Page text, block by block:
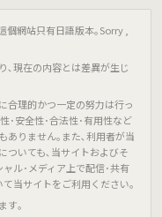
網站只有日語版本｡Sorry ,
､現在の内容とは差異が生じ
合理的かつ一定の努力は行っ
･安全性･合法性･有用性など
ありません｡また､利用者が当
ついても､当サイトおよびそ
ル･メディア上で配信･共有
当サイトをご利用ください｡
す｡